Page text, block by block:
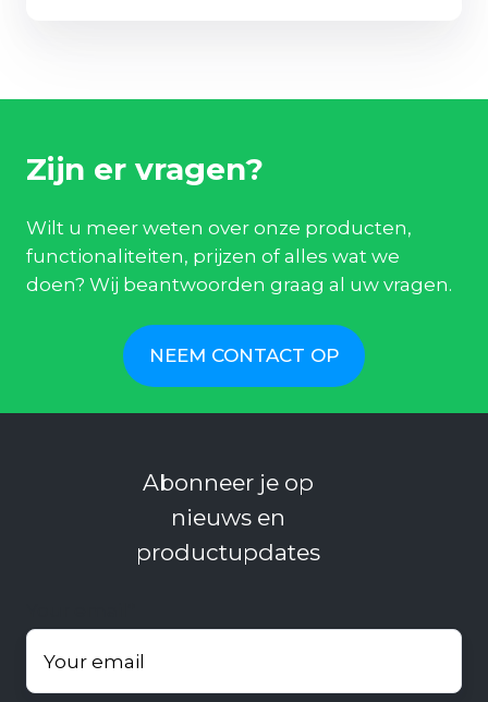
Zijn er vragen?
Wilt u meer weten over onze producten,
functionaliteiten, prijzen of alles wat we
doen? Wij beantwoorden graag al uw vragen.
NEEM CONTACT OP
Abonneer je op
nieuws en
productupdates